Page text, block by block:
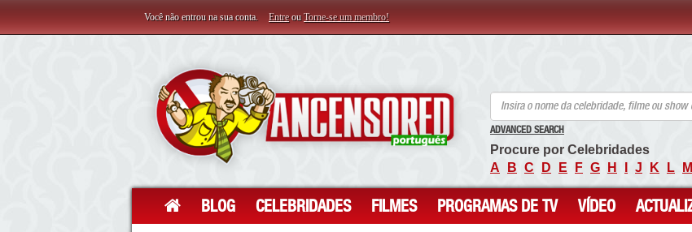
Você não entrou na sua conta. Entreou Torne-se um membro!
ADVANCED SEARCH
Procure por Celebridades
A
B C D E F G H J K L M
BLOG CELEBRIDADES FILMES PROGRAMAS DE TV VÍDEO